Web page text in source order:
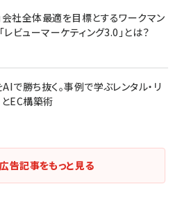
会社全体最適を目標とするワークマン
レビューマーケティング3.0」とは？
で勝ち抜く。事例で学ぶレンタル・リ
EC構築術
告記事をもっと見る